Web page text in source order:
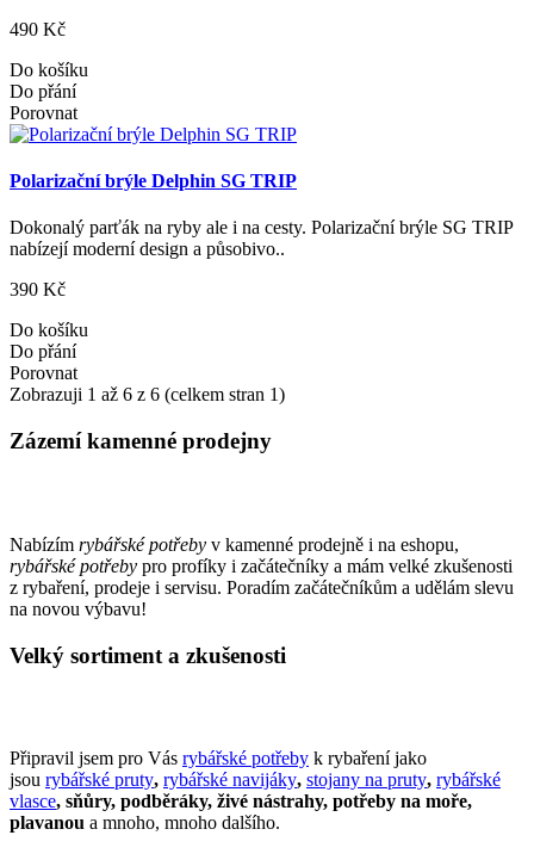
490 Kč
Do košíku
Do přání
Porovnat
Polarizační brýle Delphin SG TRIP
Dokonalý parťák na ryby ale i na cesty. Polarizační brýle SG TRIP
nabízejí moderní design a působivo..
390 Kč
Do košíku
Do přání
Porovnat
Zobrazuji 1 až 6 z 6 (celkem stran 1)
Zázemí kamenné prodejny
Nabízím rybářské potřeby v kamenné prodejně i na eshopu,
rybářské potřeby pro profíky i začátečníky a mám velké zkušenosti
z rybaření, prodeje i servisu. Poradím začátečníkům a udělám slevu
na novou výbavu!
Velký sortiment a zkušenosti
Připravil jsem pro Vás rybářské potřeby k rybaření jako
jsou rybářské pruty, rybářské navijáky, stojany na pruty, rybářské
vlasce, sňůry, podběráky, živé nástrahy, potřeby na moře,
plavanou a mnoho, mnoho dalšího.